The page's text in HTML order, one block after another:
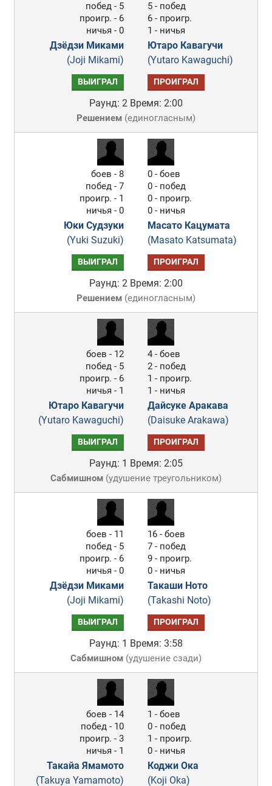
побед - 5
проигр. - 6
ничья - 0
Дзёдзи Миками
(Joji Mikami)
5 - побед
6 - проигр.
1 - ничья
Ютаро Кавагучи
(Yutaro Kawaguchi)
ВЫИГРАЛ ПРОИГРАЛ
Раунд: 2 Время: 2:00
Решением(единогласным)
боев - 8
побед - 7
проигр. - 1
ничья - 0
Юки Судзуки
(Yuki Suzuki)
0 - боев
0 - побед
0 - проигр.
0 - ничья
Масато Кацумата
(Masato Katsumata)
ВЫИГРАЛ ПРОИГРАЛ
Раунд: 2 Время: 2:00
Решением(единогласным)
боев - 12
побед - 5
проигр. - 6
ничья - 1
Ютаро Кавагучи
(Yutaro Kawaguchi)
4 - боев
2 - побед
1 - проигр.
1 - ничья
Дайсуке Аракава
(Daisuke Arakawa)
ВЫИГРАЛ ПРОИГРАЛ
Раунд: 1 Время: 2:05
Сабмишном(удушение треугольником)
боев - 11
побед - 5
проигр. - 6
ничья - 0
Дзёдзи Миками
(Joji Mikami)
16 - боев
7 - побед
9 - проигр.
0 - ничья
Такаши Ното
(Takashi Noto)
ВЫИГРАЛ ПРОИГРАЛ
Раунд: 1 Время: 3:58
Сабмишном(удушение сзади)
боев - 14
побед - 10
проигр. - 3
ничья - 1
Такайа Ямамото
(Takuya Yamamoto)
1 - боев
0 - побед
1 - проигр.
0 - ничья
Коджи Ока
(Koji Oka)